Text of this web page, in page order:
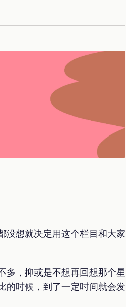
想就决定用这个栏目和大家
多，抑或是不想再回想那个星
的时候，到了一定时间就会发